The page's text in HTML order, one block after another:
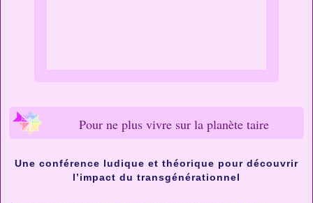
Pour ne plus vivre sur la planète taire
Une conférence ludique et théorique pour découvrir
l’impact du transgénérationnel